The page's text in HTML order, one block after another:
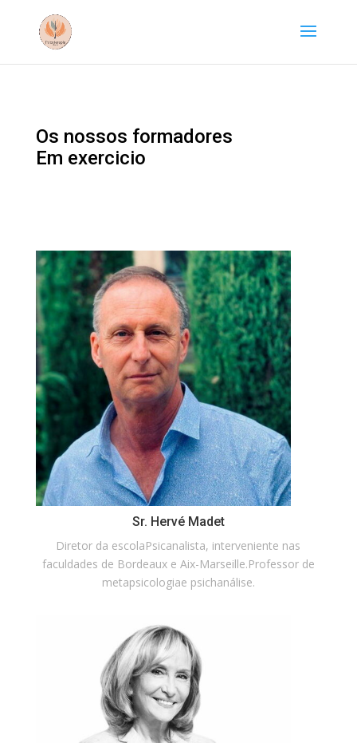
Os nossos formadores
Em exercicio
Sr. Hervé Madet
Diretor da escolaPsicanalista, interveniente nas
faculdades de Bordeaux e Aix-Marseille.Professor de
metapsicologiae psichanálise.